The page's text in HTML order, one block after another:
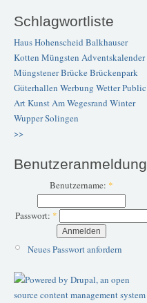
Schlagwortliste
Haus Hohenscheid Balkhauser
Kotten Müngsten Adventskalender
Müngstener BrückeBrückenpark
Güterhallen Werbung WetterPublic
ArtKunstAm Wegesrand Winter
WupperSolingen
>>
Benutzeranmeldung
Benutzername: *
Passwort: *
Neues Passwort anfordern